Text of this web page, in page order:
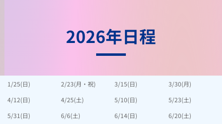
2026年日程
1/25(日) 2/23(月・祝) 3/15(日)
3/30(月)
4/12(日)
4/25(土) 5/10(日)
5/23(土)
5/31(日)
6/6(土) 6/14(日)
6/20(土)